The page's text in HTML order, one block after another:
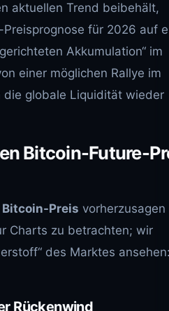
aktuellen Trend beibehält,
für 2026 auf
Akkumulation“ im
einer möglichen Rallye im
globale Liquidität wieder
Bitcoin-Future-
Preis vorherzusagen
Charts zu betrachten; wir
des Marktes
Rückenwind